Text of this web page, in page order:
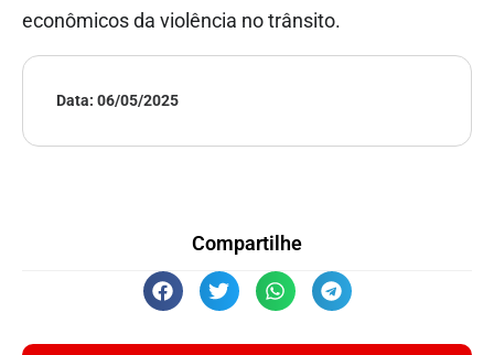
econômicos da violência no trânsito.
Data: 06/05/2025
Compartilhe